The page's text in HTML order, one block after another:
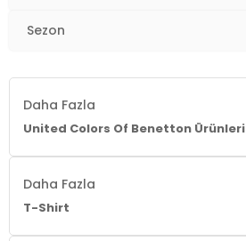
Sezon
Daha Fazla
United Colors Of Benetton Ürünleri
Daha Fazla
T-Shirt